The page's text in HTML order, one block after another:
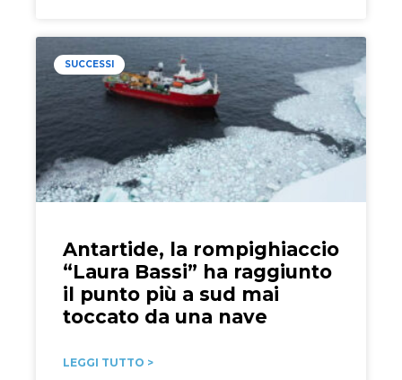
SUCCESSI
Antartide, la rompighiaccio
“Laura Bassi” ha raggiunto
il punto più a sud mai
toccato da una nave
LEGGI TUTTO >